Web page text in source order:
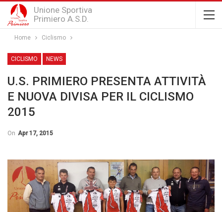
Unione Sportiva
Primiero A.S.D.
Home Ciclismo
CICLISMO NEWS
U.S. PRIMIERO PRESENTA ATTIVITÀ
E NUOVA DIVISA PER IL CICLISMO
2015
On Apr 17, 2015